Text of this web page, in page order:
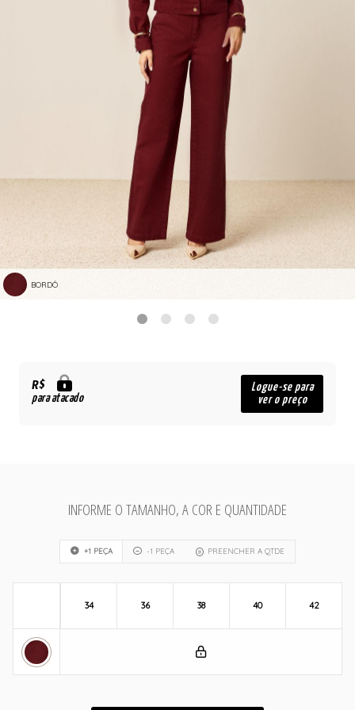
BORDÔ
R$
para atacado
Logue-se para
ver o preço
INFORME O TAMANHO, A COR E QUANTIDADE
+1 PEÇA -1 PEÇA PREENCHER A QTDE
34 36 38 40 42